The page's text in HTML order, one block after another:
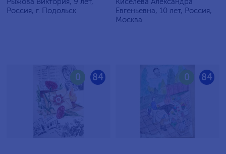
Россия, г. Подольск
Евгеньевна, 10 лет, Россия,
Москва
84
0 84
0